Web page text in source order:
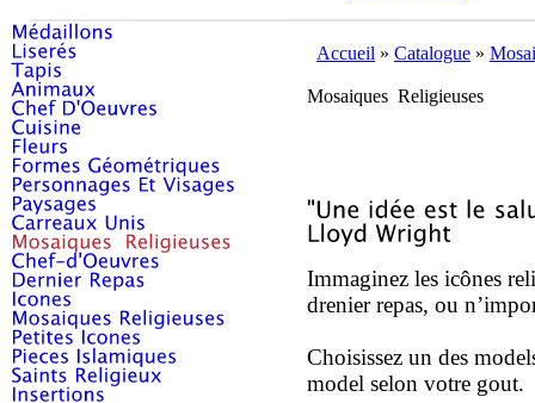
Accueil » Catalogue »
Mosaiques Religieuses
Immaginez les icônes
drenier repas, ou
Choisissez un des
model selon votre gout.